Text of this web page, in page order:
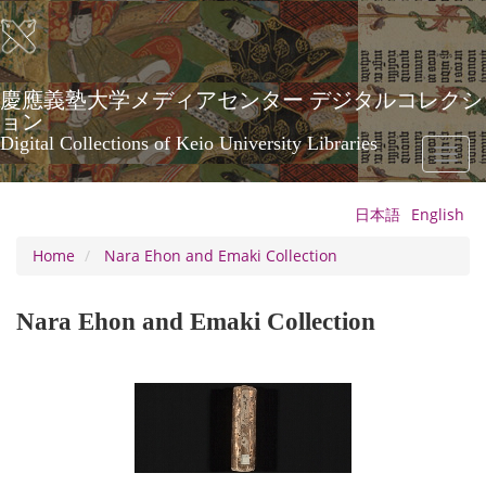
Skip
to
main
content
慶應義塾大学メディアセンター デジタルコレクシ
ョン
Digital Collections of Keio University Libraries
Toggle
日本語 English
Home
Nara Ehon and Emaki Collection
Nara Ehon and Emaki Collection